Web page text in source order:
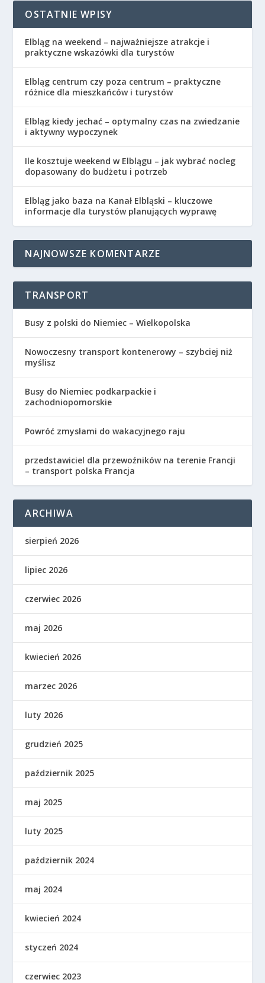
OSTATNIE WPISY
Elbląg na weekend – najważniejsze atrakcje i
praktyczne wskazówki dla turystów
Elbląg centrum czy poza centrum – praktyczne
różnice dla mieszkańców i turystów
Elbląg kiedy jechać – optymalny czas na zwiedzanie
i aktywny wypoczynek
Ile kosztuje weekend w Elblągu – jak wybrać nocleg
dopasowany do budżetu i potrzeb
Elbląg jako baza na Kanał Elbląski – kluczowe
informacje dla turystów planujących wyprawę
NAJNOWSZE KOMENTARZE
TRANSPORT
Busy z polski do Niemiec – Wielkopolska
​Nowoczesny transport kontenerowy – szybciej niż
myślisz
Busy do Niemiec podkarpackie i
zachodniopomorskie
Powróć zmysłami do wakacyjnego raju
przedstawiciel dla przewoźników na terenie Francji
– transport polska Francja
ARCHIWA
sierpień 2026
lipiec 2026
czerwiec 2026
maj 2026
kwiecień 2026
marzec 2026
luty 2026
grudzień 2025
październik 2025
maj 2025
luty 2025
październik 2024
maj 2024
kwiecień 2024
styczeń 2024
czerwiec 2023